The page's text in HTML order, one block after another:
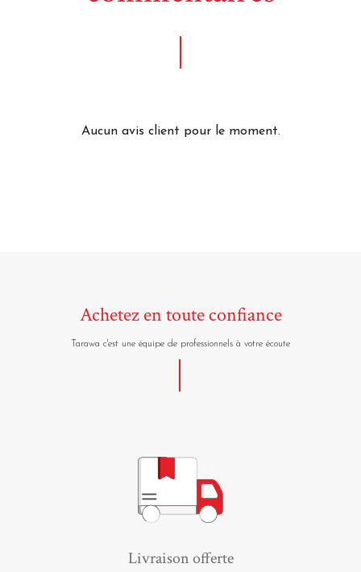
Aucun avis client pour le moment.
Achetez en toute confiance
Tarawa c'est une équipe de professionnels à votre écoute
Livraison offerte